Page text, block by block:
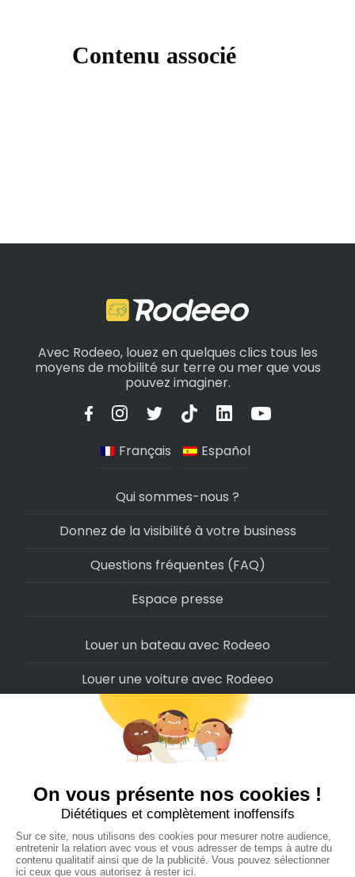
Contenu associé
Avec Rodeeo, louez en quelques clics tous les
moyens de mobilité sur terre ou mer que vous
pouvez imaginer.
Français Español
Qui sommes-nous ?
Donnez de la visibilité à votre business
Questions fréquentes (FAQ)
Espace presse
Louer un bateau avec Rodeeo
Louer une voiture avec Rodeeo
Louer une moto avec Rodeeo
Louer un scooter avec Rodeeo
Louer un Camping-Car avec Rodeeo